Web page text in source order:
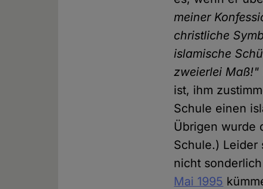
meiner
christliche
islamische
zweierlei Maß!"
ist, ihm
Schule einen
Übrigen wurde
Schule.)
nicht
Mai 1995